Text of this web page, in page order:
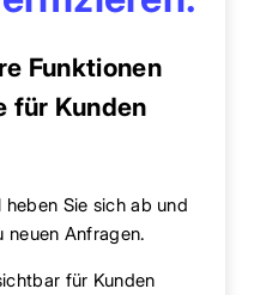
Funktionen
für Kunden
Sie sich ab und
neuen Anfragen.
für Kunden